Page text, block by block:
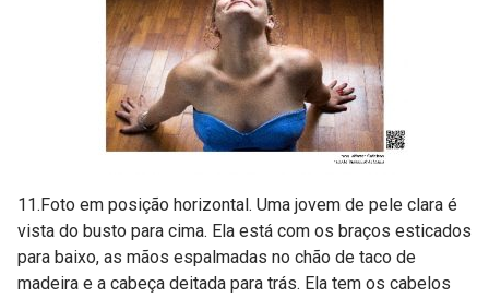
11.Foto em posição horizontal. Uma jovem de pele clara é
vista do busto para cima. Ela está com os braços esticados
para baixo, as mãos espalmadas no chão de taco de
madeira e a cabeça deitada para trás. Ela tem os cabelos